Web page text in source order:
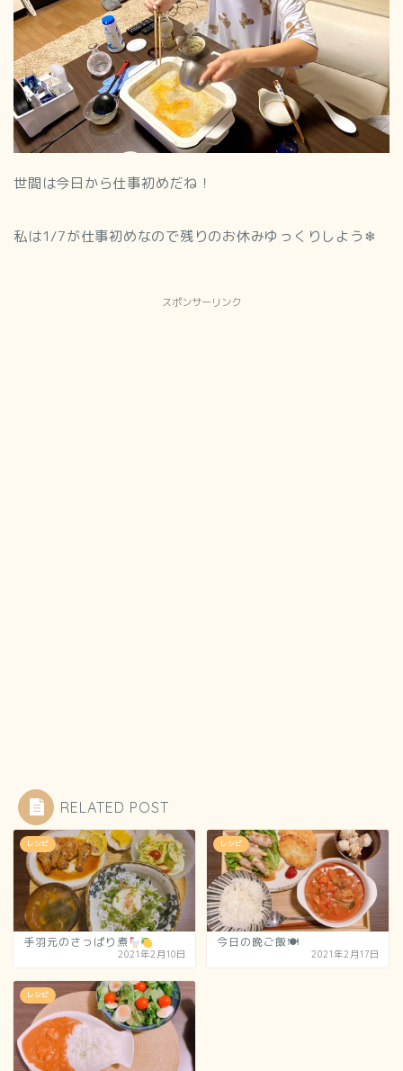
世間は今日から仕事初めだね！
私は1/7が仕事初めなので残りのお休みゆっくりしよう❄
スポンサーリンク
RELATED POST
レシピ
手羽元のさっぱり煮
2021年2月10日
レシピ
今日の晩ご飯🍽
2021年2月17日
レシピ